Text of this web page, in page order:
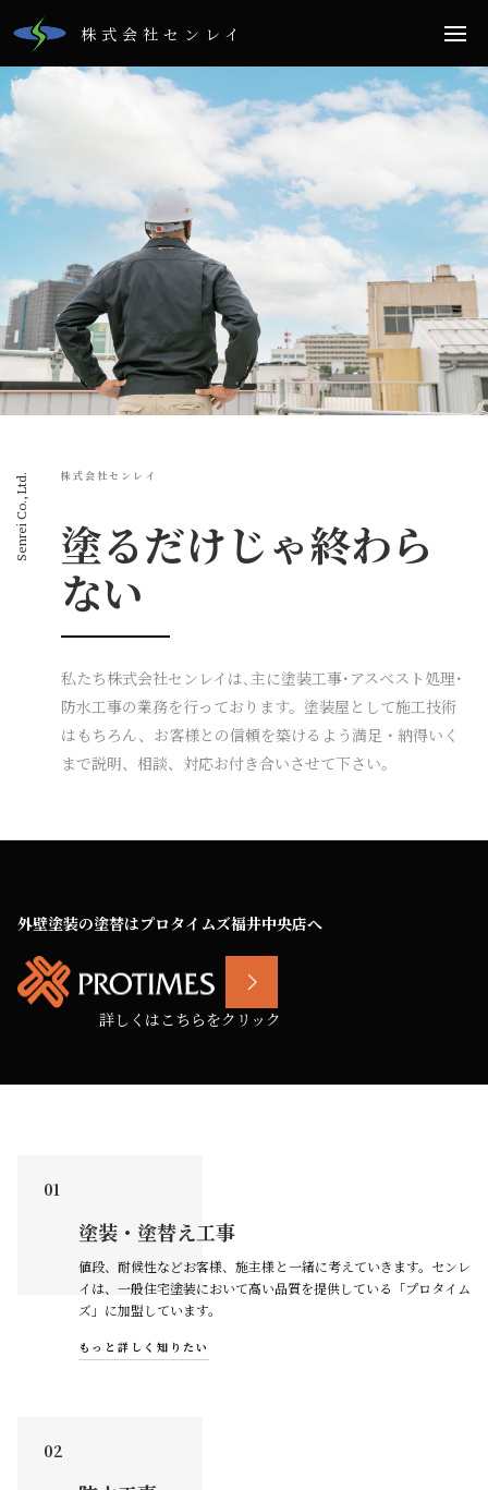
株式会社センレイ
株式会社センレイ
塗るだけじゃ終わら
ない
私たち株式会社センレイは､主に塗装工事･アスベスト処理･
防水工事の業務を行っております。塗装屋として施工技術
はもちろん、お客様との信頼を築けるよう満足・納得いく
まで説明、相談、対応お付き合いさせて下さい。
外壁塗装の塗替はプロタイムズ福井中央店へ
詳しくはこちらをクリック
Senrei Co., Ltd.
01
塗装・塗替え工事
値段、耐候性などお客様、施主様と一緒に考えていきます。センレ
イは、一般住宅塗装において高い品質を提供している「プロタイム
ズ」に加盟しています。
もっと詳しく知りたい
02